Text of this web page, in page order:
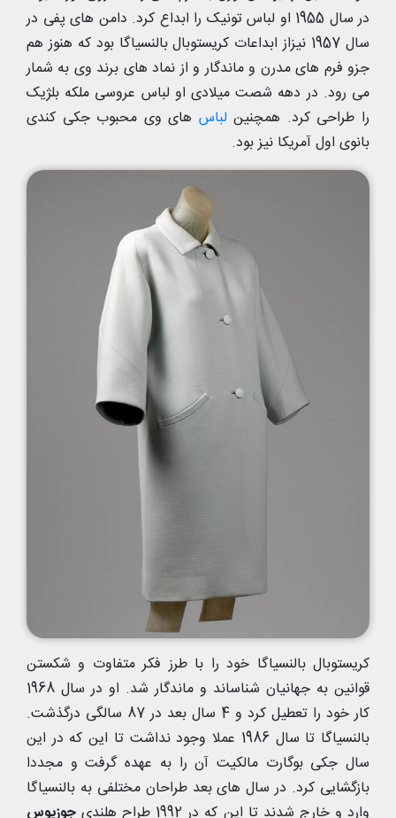
در سال 1955 او لباس تونیک را ابداع کرد. دامن های پفی در
سال 1957 نیزاز ابداعات کریستوبال بالنسیاگا بود که هنوز هم
جزو فرم های مدرن و ماندگار و از نماد های برند وی به شمار
می رود. در دهه شصت میلادی او لباس عروسی ملکه بلژیک
را طراحی کرد. همچنین لباس های وی محبوب جکی کندی
بانوی اول آمریکا نیز بود.
کریستوبال بالنسیاگا خود را با طرز فکر متفاوت و شکستن
قوانین به جهانیان شناساند و ماندگار شد. او در سال 1968
کار خود را تعطیل کرد و 4 سال بعد در 87 سالگی درگذشت.
بالنسیاگا تا سال 1986 عملا وجود نداشت تا این که در این
سال جکی بوگارت مالکیت آن را به عهده گرفت و مجددا
بازگشایی کرد. در سال های بعد طراحان مختلفی به بالنسیاگا
وارد و خارج شدند تا این که در 1992 طراح هلندی
جوزپوس